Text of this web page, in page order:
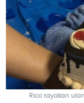
Rico rayakan